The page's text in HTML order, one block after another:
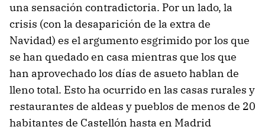
una sensación contradictoria. Por un lado, la
crisis (con la desaparición de la extra de
Navidad) es el argumento esgrimido por los que
se han quedado en casa mientras que los que
han aprovechado los días de asueto hablan de
lleno total. Esto ha ocurrido en las casas rurales y
restaurantes de aldeas y pueblos de menos de 20
habitantes de Castellón hasta en Madrid